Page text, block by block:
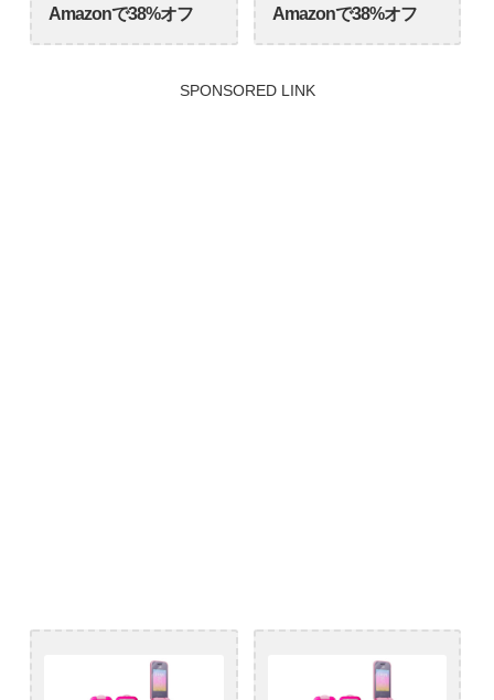
Amazonで38%オフ
Amazonで38%オフ
SPONSORED LINK